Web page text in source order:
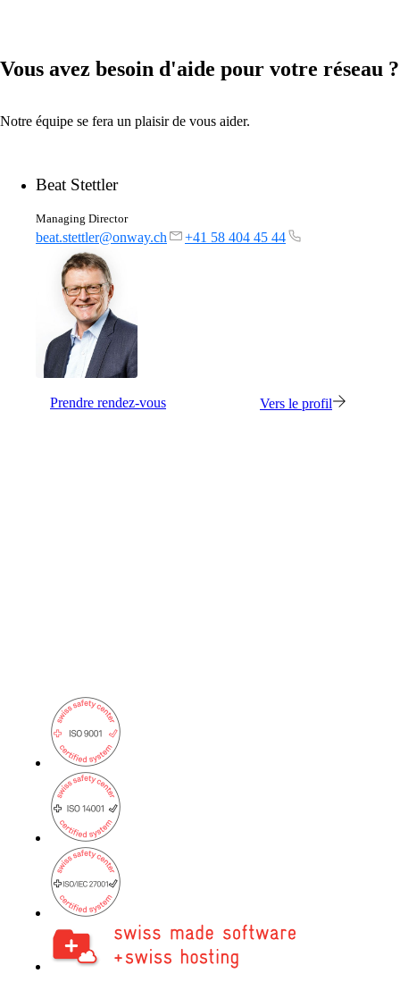
Vous avez besoin d'aide pour votre réseau ?
Notre équipe se fera un plaisir de vous aider.
Beat Stettler
Managing Director
beat.stettler@onway.ch +41 58 404 45 44
Prendre rendez-vous Vers le profil